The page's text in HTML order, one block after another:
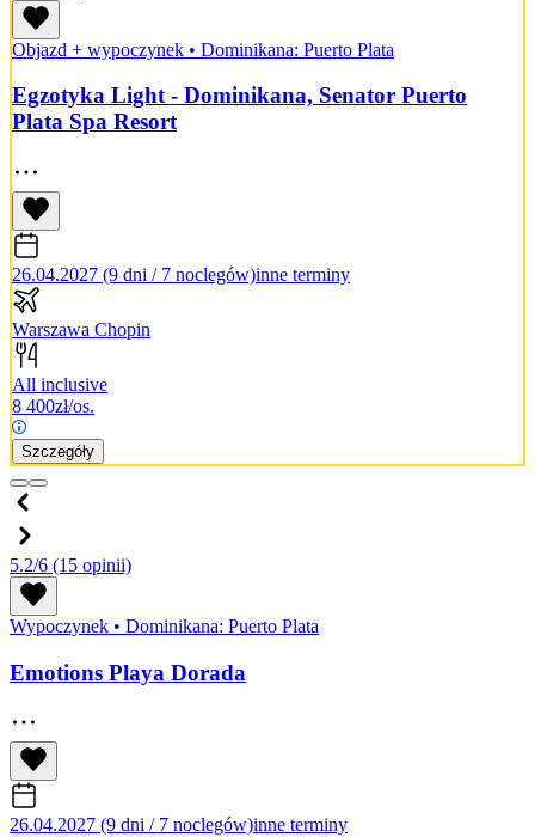
Objazd + wypoczynek • Dominikana: Puerto Plata
Egzotyka Light - Dominikana, Senator Puerto
Plata Spa Resort
26.04.2027 (9 dni / 7 noclegów)inne terminy
Warszawa Chopin
All inclusive
8 400zł/os.
Szczegóły
5.2/6 (15 opinii)
Wypoczynek • Dominikana: Puerto Plata
Emotions Playa Dorada
26.04.2027 (9 dni / 7 noclegów)inne terminy